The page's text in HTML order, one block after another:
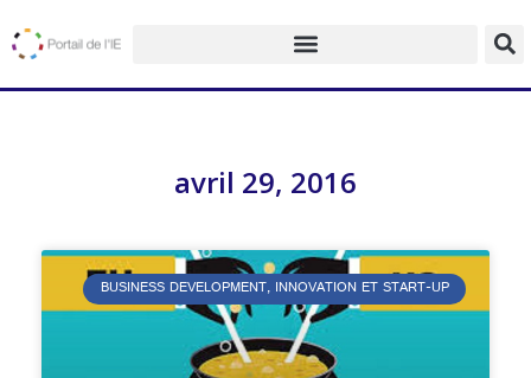
avril 29, 2016
BUSINESS DEVELOPMENT, INNOVATION ET START-UP